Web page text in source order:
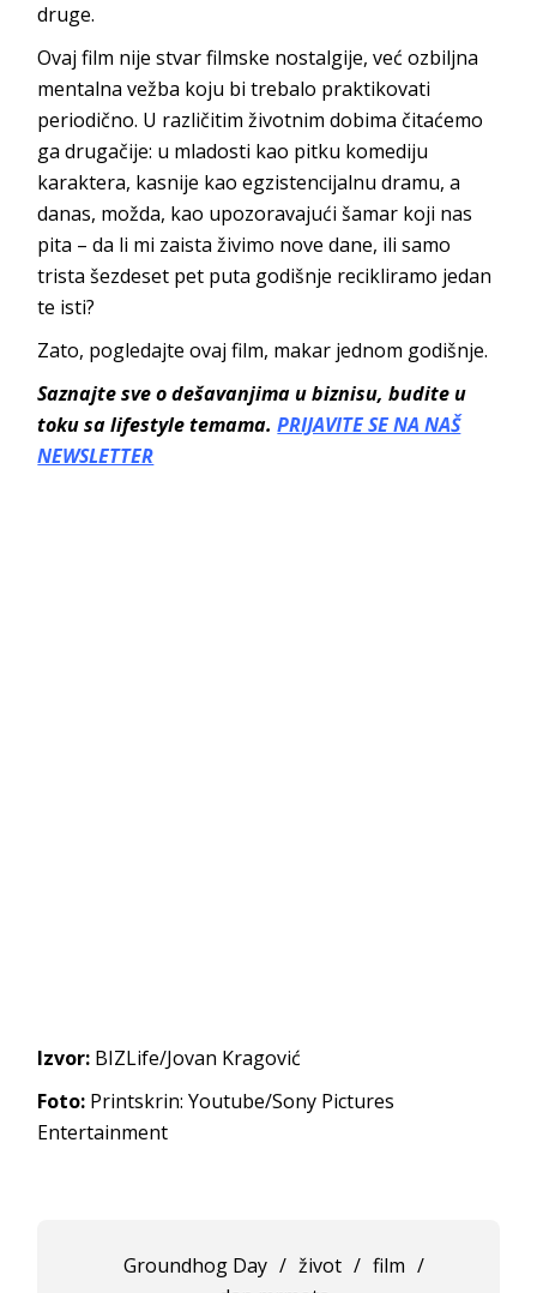
druge.
Ovaj film nije stvar filmske nostalgije, već ozbiljna
mentalna vežba koju bi trebalo praktikovati
periodično. U različitim životnim dobima čitaćemo
ga drugačije: u mladosti kao pitku komediju
karaktera, kasnije kao egzistencijalnu dramu, a
danas, možda, kao upozoravajući šamar koji nas
pita – da li mi zaista živimo nove dane, ili samo
trista šezdeset pet puta godišnje recikliramo jedan
te isti?
Zato, pogledajte ovaj film, makar jednom godišnje.
Saznajte sve o dešavanjima u biznisu, budite u
toku sa lifestyle temama.PRIJAVITE SE NA NAŠ
NEWSLETTER
Izvor: BIZLife/Jovan Kragović
Foto: Printskrin: Youtube/Sony Pictures
Entertainment
Groundhog Day / život / film /